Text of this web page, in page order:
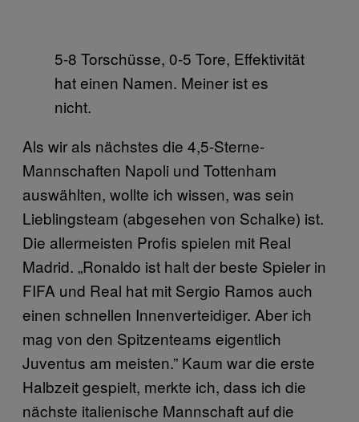
5-8 Torschüsse, 0-5 Tore, Effektivität
hat einen Namen. Meiner ist es
nicht.
Als wir als nächstes die 4,5-Sterne-
Mannschaften Napoli und Tottenham
auswählten, wollte ich wissen, was sein
Lieblingsteam (abgesehen von Schalke) ist.
Die allermeisten Profis spielen mit Real
Madrid. „Ronaldo ist halt der beste Spieler in
FIFA und Real hat mit Sergio Ramos auch
einen schnellen Innenverteidiger. Aber ich
mag von den Spitzenteams eigentlich
Juventus am meisten.” Kaum war die erste
Halbzeit gespielt, merkte ich, dass ich die
nächste italienische Mannschaft auf die